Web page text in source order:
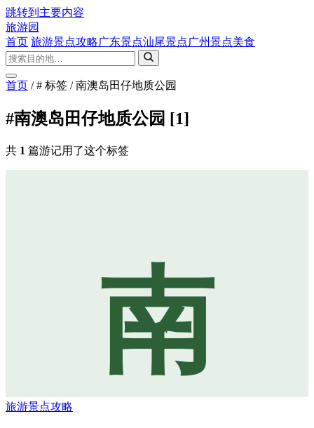
跳转到主要内容
旅游园
首页 旅游景点攻略广东景点汕尾景点广州景点美食
首页 / # 标签 / 南澳岛田仔地质公园
#南澳岛田仔地质公园 [1]
共 1 篇游记用了这个标签
南
旅游景点攻略